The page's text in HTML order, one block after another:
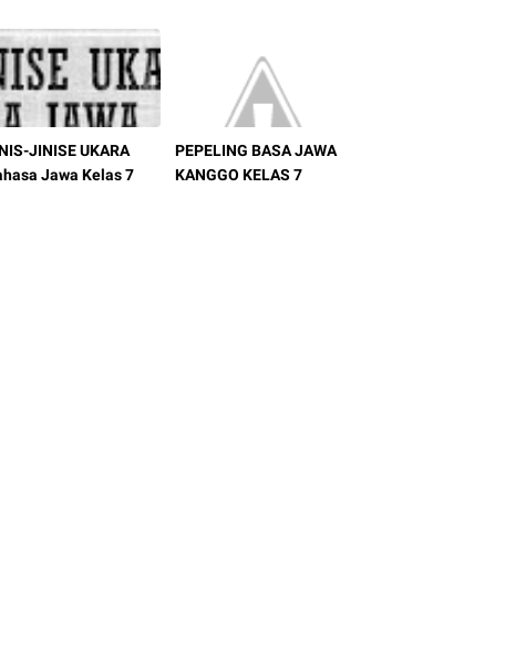
JINISE UKARA
Jawa Kelas 7
PEPELING BASA JAWA
KANGGO KELAS 7